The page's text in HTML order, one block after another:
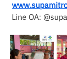
Line OA: